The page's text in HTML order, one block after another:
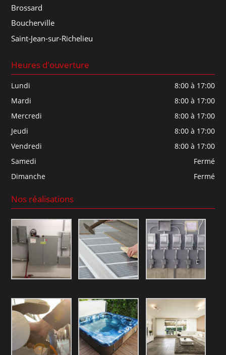
Brossard
Boucherville
Saint-Jean-sur-Richelieu
Heures d'ouverture
Lundi
8:00 à 17:00
Mardi
8:00 à 17:00
Mercredi
8:00 à 17:00
Jeudi
8:00 à 17:00
Vendredi
8:00 à 17:00
Samedi
Fermé
Dimanche
Fermé
Nos réalisations